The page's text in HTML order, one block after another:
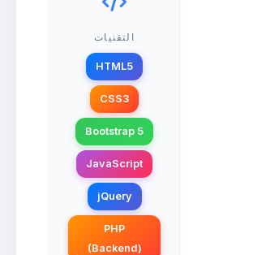
التقنيات
HTML5
CSS3
Bootstrap 5
JavaScript
jQuery
PHP
(Backend)